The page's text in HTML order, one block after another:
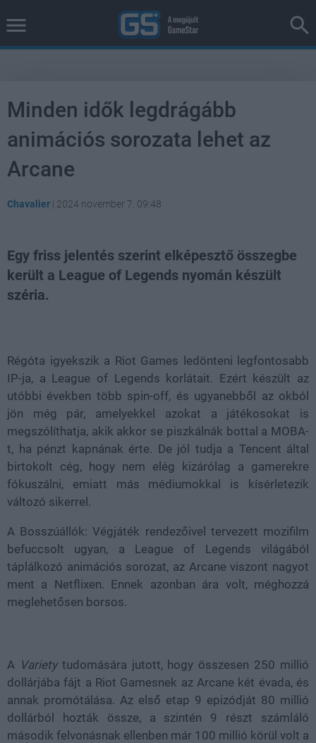
Minden idők legdrágább
animációs sorozata lehet az
Arcane
Chavalier | 2024 november 7. 09:48
Egy friss jelentés szerint elképesztő összegbe
került a League of Legends nyomán készült
széria.
Régóta igyekszik a Riot Games ledönteni legfontosabb
IP-ja, a League of Legends korlátait. Ezért készült az
utóbbi években több spin-off, és ugyanebből az okból
jön még pár, amelyekkel azokat a játékosokat is
megszólíthatja, akik akkor se piszkálnák bottal a MOBA-
t, ha pénzt kapnának érte. De jól tudja a Tencent által
birtokolt cég, hogy nem elég kizárólag a gamerekre
fókuszálni, emiatt más médiumokkal is kísérletezik
változó sikerrel.
A Bosszúállók: Végjáték rendezőivel tervezett mozifilm
befuccsolt ugyan, a League of Legends világából
táplálkozó animációs sorozat, az Arcane viszont nagyot
ment a Netflixen. Ennek azonban ára volt, méghozzá
meglehetősen borsos.
A Varietytudomására jutott, hogy összesen 250 millió
dollárjába fájt a Riot Gamesnek az Arcane két évada, és
annak promótálása. Az első etap 9 epizódját 80 millió
dollárból hozták össze, a szintén 9 részt számláló
második felvonásnak ellenben már 100 millió körül volt a